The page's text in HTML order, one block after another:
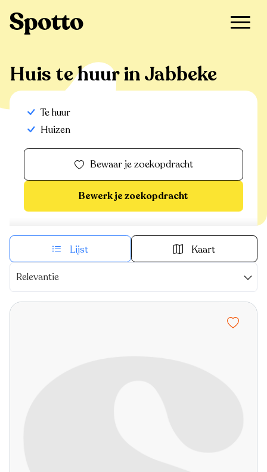
Huis te huur in Jabbeke
Te huur
Huizen
Bewaar je zoekopdracht
Bewerk je zoekopdracht
Lijst Kaart
Relevantie